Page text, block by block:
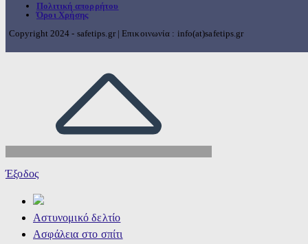
Πολιτική απορρήτου
Όροι Χρήσης
Copyright 2024 - safetips.gr | Επικοινωνία : info(at)safetips.gr
Έξοδος
Αστυνομικό δελτίο
Ασφάλεια στο σπίτι